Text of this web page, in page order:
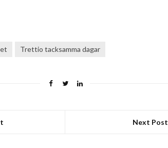
Trettio tacksamma dagar
Next Post